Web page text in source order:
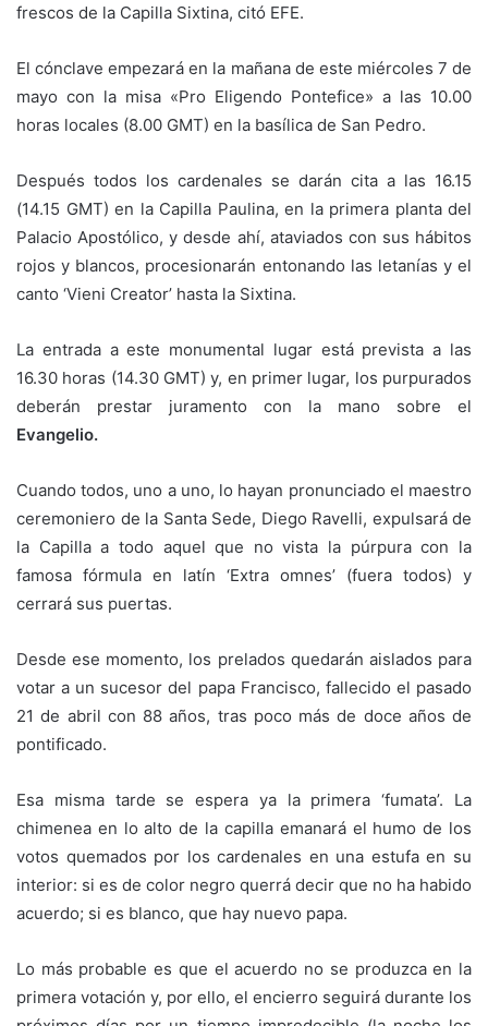
frescos de la Capilla Sixtina, citó EFE.
El cónclave empezará en la mañana de este miércoles 7 de
mayo con la misa «Pro Eligendo Pontefice» a las 10.00
horas locales (8.00 GMT) en la basílica de San Pedro.
Después todos los cardenales se darán cita a las 16.15
(14.15 GMT) en la Capilla Paulina, en la primera planta del
Palacio Apostólico, y desde ahí, ataviados con sus hábitos
rojos y blancos, procesionarán entonando las letanías y el
canto ‘Vieni Creator’ hasta la Sixtina.
La entrada a este monumental lugar está prevista a las
16.30 horas (14.30 GMT) y, en primer lugar, los purpurados
deberán prestar juramento con la mano sobre el
Evangelio.
Cuando todos, uno a uno, lo hayan pronunciado el maestro
ceremoniero de la Santa Sede, Diego Ravelli, expulsará de
la Capilla a todo aquel que no vista la púrpura con la
famosa fórmula en latín ‘Extra omnes’ (fuera todos) y
cerrará sus puertas.
Desde ese momento, los prelados quedarán aislados para
votar a un sucesor del papa Francisco, fallecido el pasado
21 de abril con 88 años, tras poco más de doce años de
pontificado.
Esa misma tarde se espera ya la primera ‘fumata’. La
chimenea en lo alto de la capilla emanará el humo de los
votos quemados por los cardenales en una estufa en su
interior: si es de color negro querrá decir que no ha habido
acuerdo; si es blanco, que hay nuevo papa.
Lo más probable es que el acuerdo no se produzca en la
primera votación y, por ello, el encierro seguirá durante los